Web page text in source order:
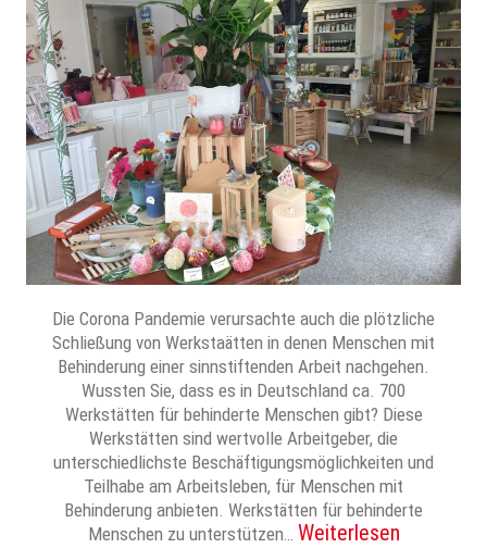
Die Corona Pandemie verursachte auch die plötzliche
Schließung von Werkstaätten in denen Menschen mit
Behinderung einer sinnstiftenden Arbeit nachgehen.
Wussten Sie, dass es in Deutschland ca. 700
Werkstätten für behinderte Menschen gibt? Diese
Werkstätten sind wertvolle Arbeitgeber, die
unterschiedlichste Beschäftigungsmöglichkeiten und
Teilhabe am Arbeitsleben, für Menschen mit
Behinderung anbieten. Werkstätten für behinderte
Menschen zu unterstützen… Weiterlesen